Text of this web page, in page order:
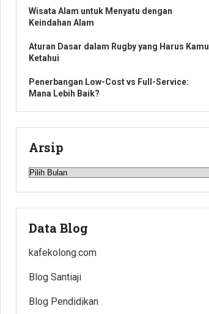
Wisata Alam untuk Menyatu dengan
Keindahan Alam
Aturan Dasar dalam Rugby yang Harus Kamu
Ketahui
Penerbangan Low-Cost vs Full-Service:
Mana Lebih Baik?
Arsip
Arsip
Data Blog
kafekolong.com
Blog Santiaji
Blog Pendidikan